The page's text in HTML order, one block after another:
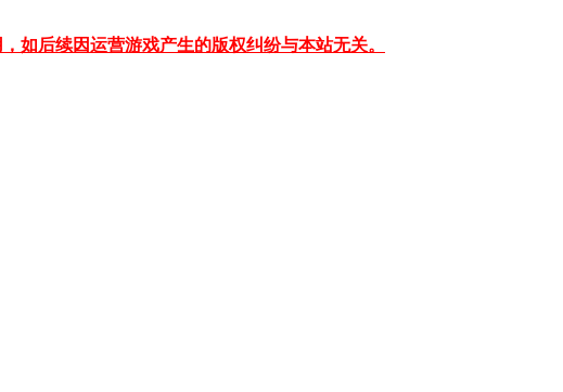
如后续因运营游戏产生的版权纠纷与本站无关。